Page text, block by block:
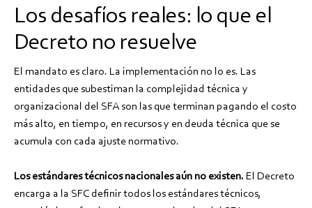
Los desafíos reales: lo que el
Decreto no resuelve
El mandato es claro. La implementación no lo es. Las
entidades que subestiman la complejidad técnica y
organizacional del SFA son las que terminan pagando el costo
más alto, en tiempo, en recursos y en deuda técnica que se
acumula con cada ajuste normativo.
Los estándares técnicos nacionales aún no existen. El Decreto
encarga a la SFC definir todos los estándares técnicos,